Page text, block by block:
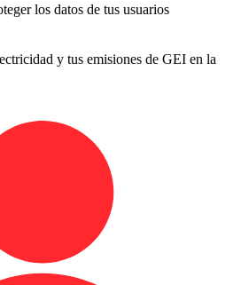
los datos de tus usuarios
y tus emisiones de GEI en la